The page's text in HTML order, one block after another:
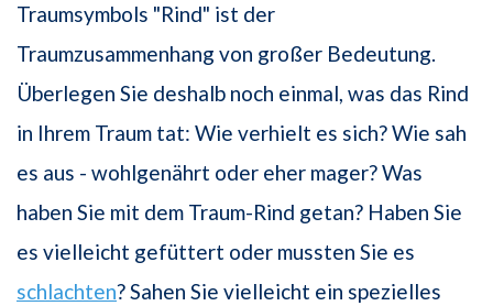
Traumsymbols "Rind" ist der
Traumzusammenhang von großer Bedeutung.
Überlegen Sie deshalb noch einmal, was das Rind
in Ihrem Traum tat: Wie verhielt es sich? Wie sah
es aus - wohlgenährt oder eher mager? Was
haben Sie mit dem Traum-Rind getan? Haben Sie
es vielleicht gefüttert oder mussten Sie es
schlachten? Sahen Sie vielleicht ein spezielles